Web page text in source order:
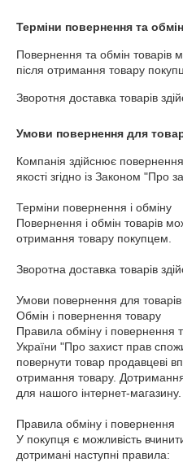
Терміни повернення та
Повернення та обмін товарів
після отримання товару
Зворотня доставка товарів
Умови повернення для
Компанія здійснює
якості згідно із Законом "Про
Терміни повернення і обміну
Повернення і обмін товарів
отримання товару покупцем.
Зворотна доставка товарів
Умови повернення для товарів
Обмін і повернення товару
Правила обміну і повернення
України "Про захист прав
повернути товар продавцеві
отримання товару.
для нашого інтернет-магазину.
Правила обміну і повернення
У покупця є можливість
дотримані наступні правила: